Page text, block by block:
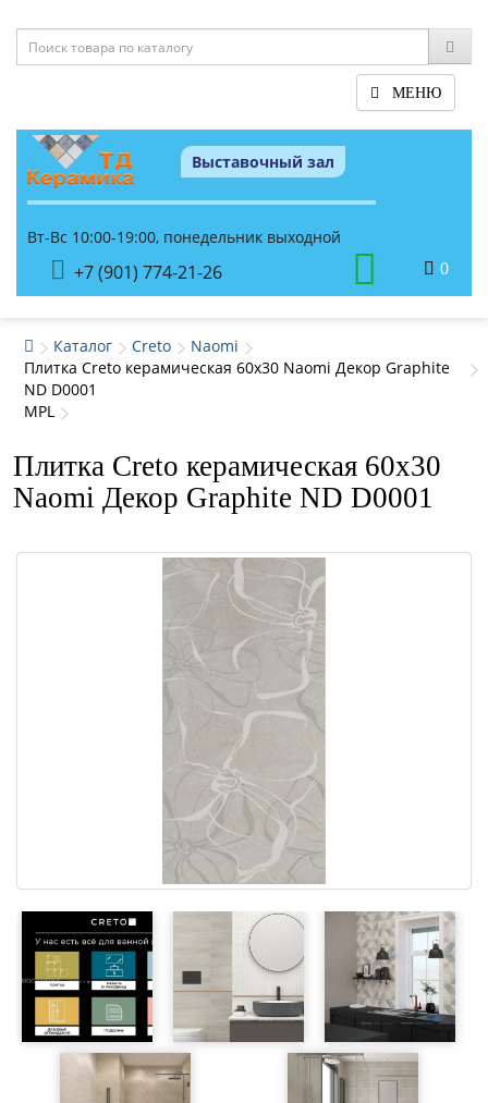
МЕНЮ
Выставочный зал
Вт-Вс 10:00-19:00, понедельник выходной
+7 (901) 774-21-26 0
Каталог Creto
Naomi
Плитка Creto керамическая 60x30 Naomi Декор Graphite
ND D0001
MPL
Плитка Creto керамическая 60x30
Naomi Декор Graphite ND D0001